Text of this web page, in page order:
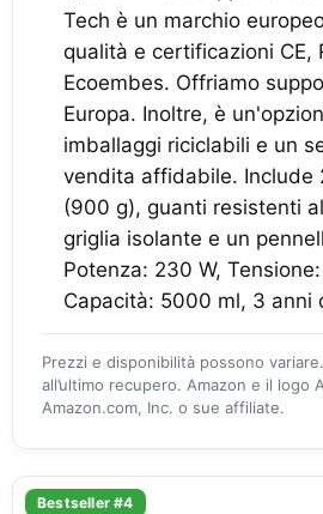
Tech è un marchio
qualità e certificazioni CE,
Ecoembes. Offriamo
Europa. Inoltre, è
imballaggi riciclabili e un
vendita affidabile. Include
(900 g), guanti resistenti
griglia isolante e un
Potenza: 230 W,
Capacità: 5000 ml, 3 anni
Prezzi e disponibilità possono
all’ultimo recupero. Amazon e il logo
Amazon.com, Inc. o sue affiliate.
Bestseller #4